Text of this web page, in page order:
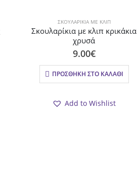
ΣΚΟΥΛΑΡΊΚΙΑ ΜΕ ΚΛΙΠ
Σκουλαρίκια με κλιπ κρικάκια
χρυσά
9.00€
ΠΡΟΣΘΉΚΗ ΣΤΟ ΚΑΛΆΘΙ
Add to Wishlist